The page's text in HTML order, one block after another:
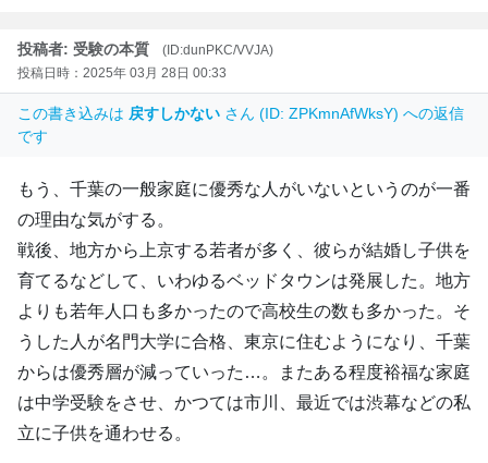
投稿者: 受験の本質
(ID:dunPKC/VVJA)
投稿日時：2025年 03月 28日 00:33
この書き込みは 戻すしかない さん (ID: ZPKmnAfWksY) への返信
です
もう、千葉の一般家庭に優秀な人がいないというのが一番
の理由な気がする。
戦後、地方から上京する若者が多く、彼らが結婚し子供を
育てるなどして、いわゆるベッドタウンは発展した。地方
よりも若年人口も多かったので高校生の数も多かった。そ
うした人が名門大学に合格、東京に住むようになり、千葉
からは優秀層が減っていった…。またある程度裕福な家庭
は中学受験をさせ、かつては市川、最近では渋幕などの私
立に子供を通わせる。